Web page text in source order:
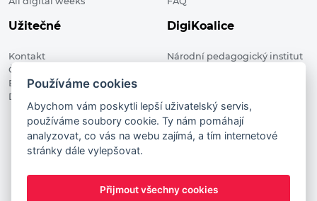
Užitečné
Kontakt
Členské organizace
Blog
Digitalizace ve vzdělávání
DigiKoalice
Národní pedagogický institut
DigiKoalice 2021. All rights reserved
Vstup do administrace
This project has received funding from the European
Commission Innovation and Networks Executive Agency (now
Používáme cookies
Abychom vám poskytli lepší uživatelský servis,
používáme soubory cookie. Ty nám pomáhají
analyzovat, co vás na webu zajímá, a tím internetové
stránky dále vylepšovat.
Přijmout všechny cookies